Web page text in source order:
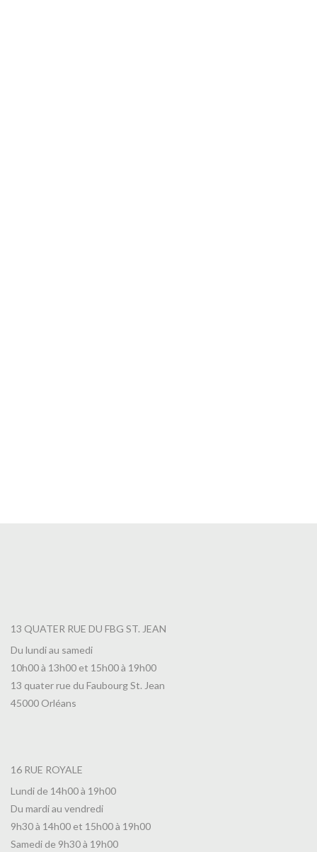
13 QUATER RUE DU FBG ST. JEAN
Du lundi au samedi
10h00 à 13h00 et 15h00 à 19h00
13 quater rue du Faubourg St. Jean
45000 Orléans
16 RUE ROYALE
Lundi de 14h00 à 19h00
Du mardi au vendredi
9h30 à 14h00 et 15h00 à 19h00
Samedi de 9h30 à 19h00